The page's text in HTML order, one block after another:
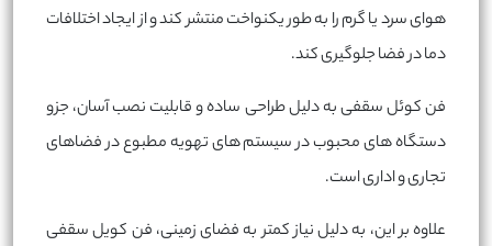
هوای سرد یا گرم را به طور یکنواخت منتشر کند و از ایجاد اختلافات
دما در فضا جلوگیری کند.
فن کوئل سقفی به دلیل طراحی ساده و قابلیت نصب آسان، جزو
دستگاه های محبوب در سیستم های تهویه مطبوع در فضاهای
تجاری و اداری است.
علاوه بر این، به دلیل نیاز کمتر به فضای زمینی، فن کویل سقفی